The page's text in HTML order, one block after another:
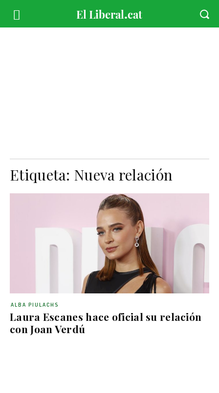
Etiqueta: Nueva relación
Laura Escanes hace oficial su relación
con Joan Verdú
ALBA PIULACHS